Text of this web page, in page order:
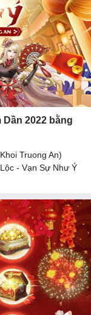
2022 bằng
Truong An)
- Vạn Sự Như Ý